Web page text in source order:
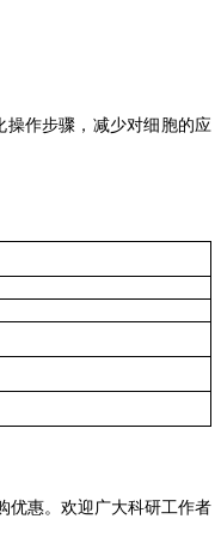
操作步骤，减少对细胞的应
优惠。欢迎广大科研工作者